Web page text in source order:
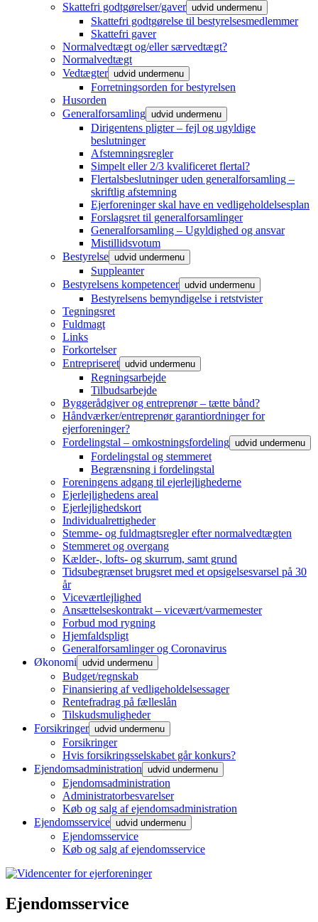
Skattefri godtgørelser/gaver udvid undermenu
Skattefri godtgørelse til bestyrelsesmedlemmer
Skattefri gaver
Normalvedtægt og/eller særvedtægt?
Normalvedtægt
Vedtægter udvid undermenu
Forretningsorden for bestyrelsen
Husorden
Generalforsamling udvid undermenu
Dirigentens pligter – fejl og ugyldige
beslutninger
Afstemningsregler
Simpelt eller 2/3 kvalificeret flertal?
Flertalsbeslutninger uden generalforsamling –
skriftlig afstemning
Ejerforeninger skal have en vedligeholdelsesplan
Forslagsret til generalforsamlinger
Generalforsamling – Ugyldighed og ansvar
Mistillidsvotum
Bestyrelse udvid undermenu
Suppleanter
Bestyrelsens kompetencer udvid undermenu
Bestyrelsens bemyndigelse i retstvister
Tegningsret
Fuldmagt
Links
Forkortelser
Entrepriseret udvid undermenu
Regningsarbejde
Tilbudsarbejde
Byggerådgiver og entreprenør – tætte bånd?
Håndværker/entreprenør garantiordninger for
ejerforeninger?
Fordelingstal – omkostningsfordeling udvid undermenu
Fordelingstal og stemmeret
Begrænsning i fordelingstal
Foreningens adgang til ejerlejlighederne
Ejerlejlighedens areal
Ejerlejlighedskort
Individualrettigheder
Stemme- og fuldmagtsregler efter normalvedtægten
Stemmeret og overgang
Kælder-, lofts- og skurrum, samt grund
Tidsubegrænset brugsret med et opsigelsesvarsel på 30
år
Viceværtlejlighed
Ansættelseskontrakt – vicevært/varmemester
Forbud mod rygning
Hjemfaldspligt
Generalforsamlinger og Coronavirus
Økonomi udvid undermenu
Budget/regnskab
Finansiering af vedligeholdelsessager
Rentefradrag på fælleslån
Tilskudsmuligheder
Forsikringer udvid undermenu
Forsikringer
Hvis forsikringsselskabet går konkurs?
Ejendomsadministration udvid undermenu
Ejendomsadministration
Administratorbesvarelser
Køb og salg af ejendomsadministration
Ejendomsservice udvid undermenu
Ejendomsservice
Køb og salg af ejendomsservice
Ejendomsservice